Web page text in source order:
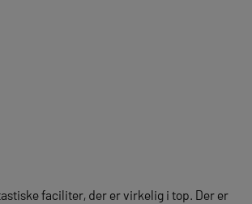
faciliter, der er virkelig i top. Der er